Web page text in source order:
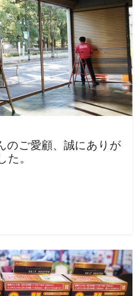
のご愛顧、誠にありが
た。